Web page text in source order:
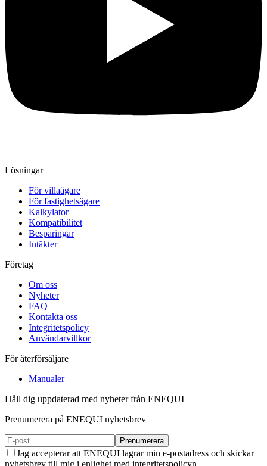
Lösningar
För villaägare
För fastighetsägare
Kalkylator
Kompatibilitet
Besparingar
Intäkter
Företag
Om oss
Nyheter
FAQ
Kontakta oss
Integritetspolicy
Användarvillkor
För återförsäljare
Manualer
Håll dig uppdaterad med nyheter från ENEQUI
Prenumerera på ENEQUI nyhetsbrev
Prenumerera
Jag accepterar att ENEQUI lagrar min e-postadress och skickar